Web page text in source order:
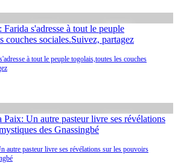
à tout le peuple togolais,toutes les couches
autre pasteur livre ses révélations sur les pouvoirs